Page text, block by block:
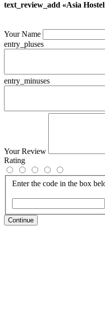
text_review_add «Asia
Your Name
entry_pluses
entry_minuses
Your Review
Rating
Enter the code in the box
Continue